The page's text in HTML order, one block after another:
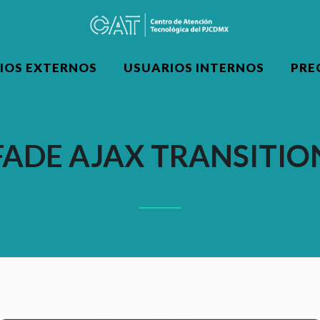
EXTERNOS USUARIOS INTERNOS
AJAX